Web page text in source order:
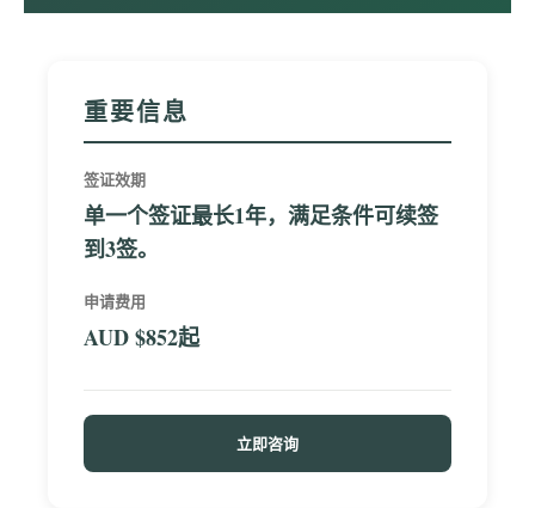
重要信息
签证效期
单一个签证最长1年，满足条件可续签
到3签。
申请费用
AUD $852起
立即咨询